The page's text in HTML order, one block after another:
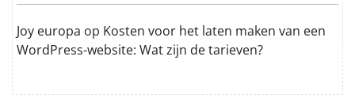
Joy europa op Kosten voor het laten maken van een
WordPress-website: Wat zijn de tarieven?